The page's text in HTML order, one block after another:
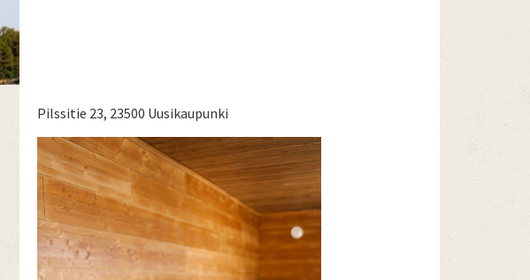
Pilssitie 23, 23500 Uusikaupunki